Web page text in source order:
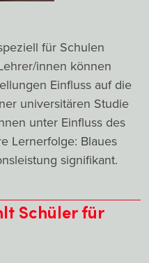
für Schulen
innen können
Einfluss auf die
universitären Studie
unter Einfluss des
Lernerfolge: Blaues
signifikant.
Schüler für